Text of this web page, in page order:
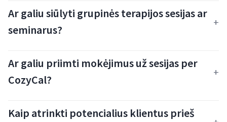
Ar galiu siūlyti grupinės terapijos sesijas ar
seminarus?
Ar galiu priimti mokėjimus už sesijas per
CozyCal?
Kaip atrinkti potencialius klientus prieš